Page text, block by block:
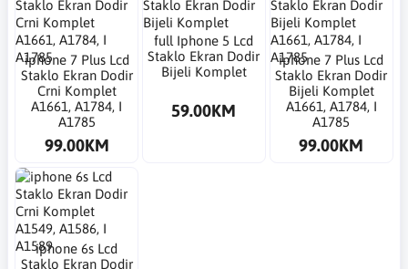
​iphone 7 Plus Lcd
Staklo Ekran Dodir
Crni Komplet
A1661, A1784, I
A1785
99.00KM
​full Iphone 5 Lcd
Staklo Ekran Dodir
Bijeli Komplet
59.00KM
​iphone 7 Plus Lcd
Staklo Ekran Dodir
Bijeli Komplet
A1661, A1784, I
A1785
99.00KM
​iphone 6s Lcd
Staklo Ekran Dodir